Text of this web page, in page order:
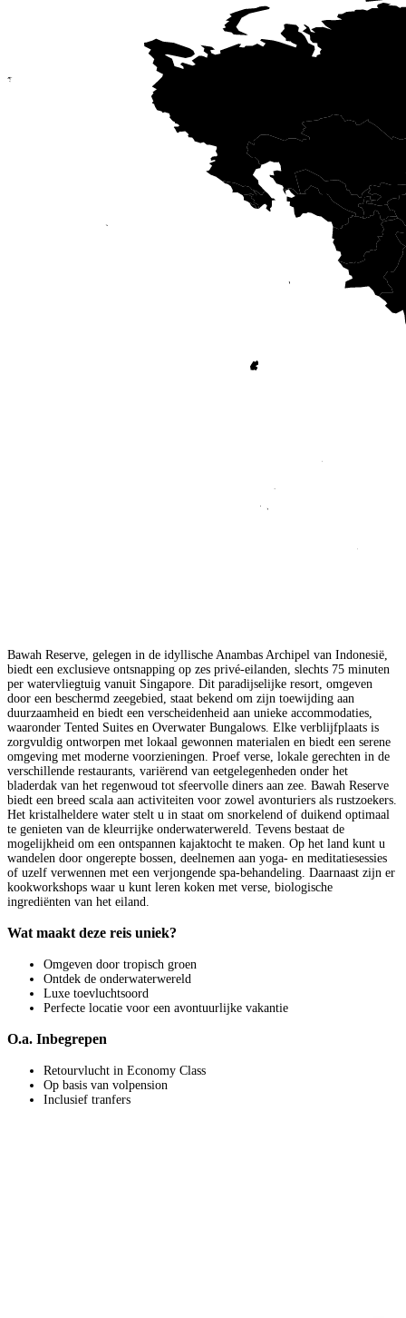
Bawah Reserve, gelegen in de idyllische Anambas Archipel van Indonesië,
biedt een exclusieve ontsnapping op zes privé-eilanden, slechts 75 minuten
per watervliegtuig vanuit Singapore. Dit paradijselijke resort, omgeven
door een beschermd zeegebied, staat bekend om zijn toewijding aan
duurzaamheid en biedt een verscheidenheid aan unieke accommodaties,
waaronder Tented Suites en Overwater Bungalows. Elke verblijfplaats is
zorgvuldig ontworpen met lokaal gewonnen materialen en biedt een serene
omgeving met moderne voorzieningen. Proef verse, lokale gerechten in de
verschillende restaurants, variërend van eetgelegenheden onder het
bladerdak van het regenwoud tot sfeervolle diners aan zee. Bawah Reserve
biedt een breed scala aan activiteiten voor zowel avonturiers als rustzoekers.
Het kristalheldere water stelt u in staat om snorkelend of duikend optimaal
te genieten van de kleurrijke onderwaterwereld. Tevens bestaat de
mogelijkheid om een ontspannen kajaktocht te maken. Op het land kunt u
wandelen door ongerepte bossen, deelnemen aan yoga- en meditatiesessies
of uzelf verwennen met een verjongende spa-behandeling. Daarnaast zijn er
kookworkshops waar u kunt leren koken met verse, biologische
ingrediënten van het eiland.
Wat maakt deze reis uniek?
Omgeven door tropisch groen
Ontdek de onderwaterwereld
Luxe toevluchtsoord
Perfecte locatie voor een avontuurlijke vakantie
O.a. Inbegrepen
Retourvlucht in Economy Class
Op basis van volpension
Inclusief tranfers